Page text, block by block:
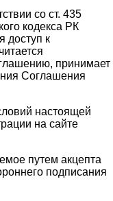
со ст. 435
кодекса РК
доступ к
принимает
Соглашения
настоящей
на сайте
путем акцепта
подписания